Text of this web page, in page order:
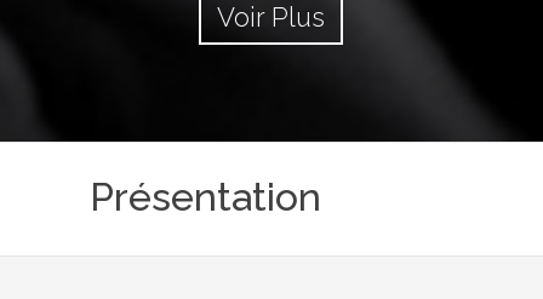
Voir Plus
Présentation